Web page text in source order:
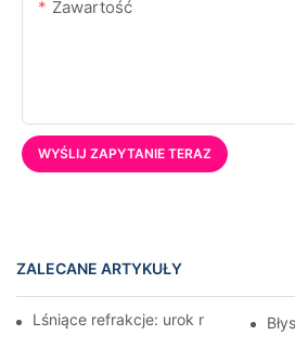
Zawartość
WYŚLIJ ZAPYTANIE TERAZ
ZALECANE ARTYKUŁY
Lśniące refrakcje: urok neonowych,